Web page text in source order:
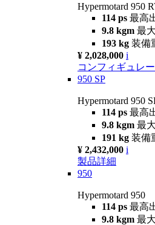
Hypermotard 950
114 ps 最高
9.8 kgm 最
193 kg 装備
¥ 2,028,000 i
コンフィギュレ
950 SP
Hypermotard 950
114 ps 最高
9.8 kgm 最
191 kg 装備
¥ 2,432,000 i
製品詳細
950
Hypermotard 950
114 ps 最高
9.8 kgm 最